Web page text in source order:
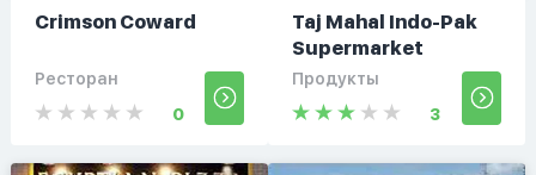
Crimson Coward
Ресторан
0
Taj Mahal Indo-Pak
Supermarket
Продукты
3